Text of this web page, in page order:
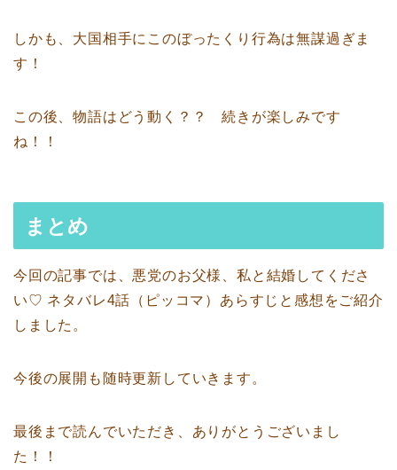
しかも、大国相手にこのぼったくり行為は無謀過ぎま
す！
この後、物語はどう動く？？ 続きが楽しみです
ね！！
まとめ
今回の記事では、悪党のお父様、私と結婚してくださ
い♡ ネタバレ4話（ピッコマ）あらすじと感想をご紹介
しました。
今後の展開も随時更新していきます。
最後まで読んでいただき、ありがとうございまし
た！！